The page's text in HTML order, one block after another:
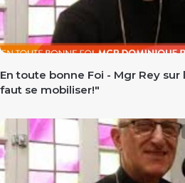
En toute bonne Foi - Mgr Rey
faut se mobiliser!"